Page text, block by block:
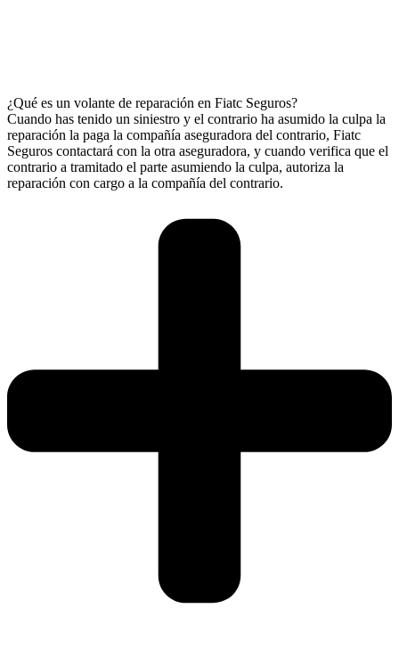
¿Qué es un volante de reparación en Fiatc Seguros?
Cuando has tenido un siniestro y el contrario ha asumido la culpa la
reparación la paga la compañía aseguradora del contrario, Fiatc
Seguros contactará con la otra aseguradora, y cuando verifica que el
contrario a tramitado el parte asumiendo la culpa, autoriza la
reparación con cargo a la compañía del contrario.